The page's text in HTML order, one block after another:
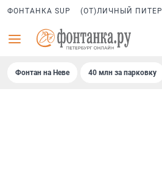
ФОНТАНКА SUP (ОТ)ЛИЧНЫЙ ПИТЕР
Фонтан на Неве 40 млн за парковку